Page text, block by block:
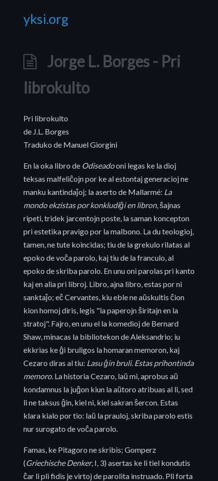
yksi.org
Jorge L. Borges - Pri
librokulto
Pri librokulto
de J.L. Borges
Traduko de Manuel Giorgini
En la oka libro de Odiseadooni legas ke la dioj
teksas malfeliĉojn por ke al estontaj generacioj ne
manku kantindaĵoj; la aserto de Mallarmé: La
mondo ekzistas por konkludiĝi en libron, ŝajnas
ripeti, tridek jarcentojn poste, la saman koncepton
pri estetika pravigo por la malbono. La du teologioj,
tamen, ne tute koincidas; tiu de la grekulo rilatas al
epoko de voĉa parolo, kaj tiu de la franculo, al
epoko de skriba parolo. En unu oni parolas pri kanto
kaj en alia pri libroj. Libro, ajna libro, estas por ni
sanktaĵo; eĉ Cervantes, kiu eble ne aŭskultis ĉion
kion homoj diris, legis "la paperojn ŝiritajn en la
stratoj". Fajro, en unu el la komedioj de Bernard
Shaw, minacas la bibliotekon de Aleksandrio; iu
ekkrias ke ĝi bruligos la homaran memoron, kaj
Cezaro diras al tiu: Lasu ĝin bruli. Estas prihontinda
memoro. La historia Cezaro, laŭ mi, aprobus aŭ
kondamnus la juĝon kiun la aŭtoro atribuas al li, sed
li ne taksus ĝin, kiel ni, kiel sakran ŝercon. Estas
klara kialo por tio: laŭ la prauloj, skriba parolo estis
nur surogato de voĉa parolo.
Famas, ke Pitagoro ne skribis; Gomperz
(Griechische Denker, I, 3) asertas ke li tiel kondutis
ĉar li pli fidis je virtoj de parolita instruado. Pli forta